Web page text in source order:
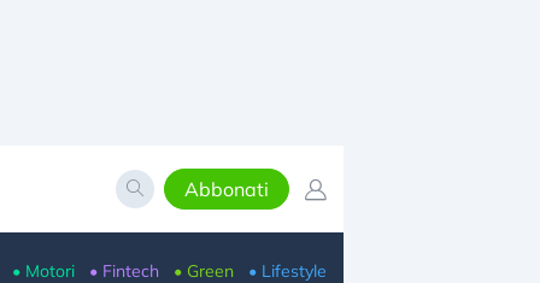
Abbonati
• Motori • Fintech • Green • Lifestyle